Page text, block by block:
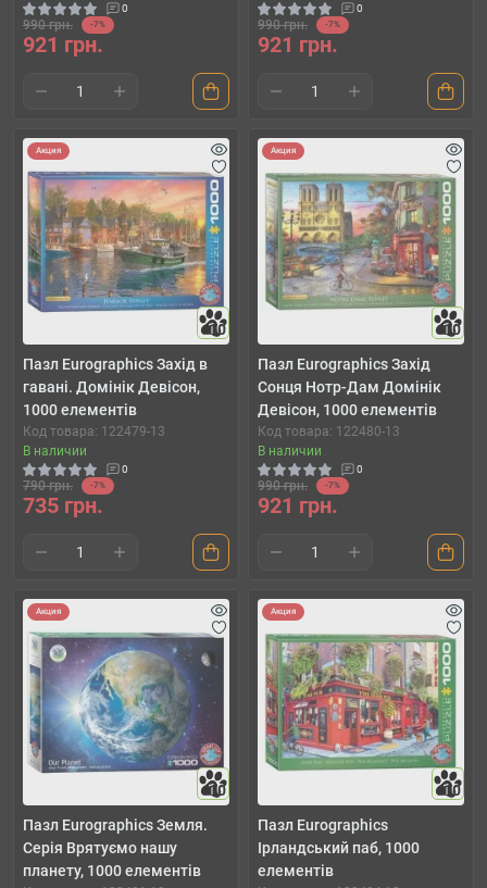
0
990 грн. -7%
921 грн.
0
990 грн. -7%
921 грн.
Акция
10
Пазл Eurographics Захід в
гавані. Домінік Девісон,
1000 елементів
Код товара: 122479-13
В наличии
0
790 грн. -7%
735 грн.
Акция
10
Пазл Eurographics Захід
Сонця Нотр-Дам Домінік
Девісон, 1000 елементів
Код товара: 122480-13
В наличии
0
990 грн. -7%
921 грн.
Акция
10
Пазл Eurographics Земля.
Серія Врятуємо нашу
планету, 1000 елементів
Акция
10
Пазл Eurographics
Ірландський паб, 1000
елементів